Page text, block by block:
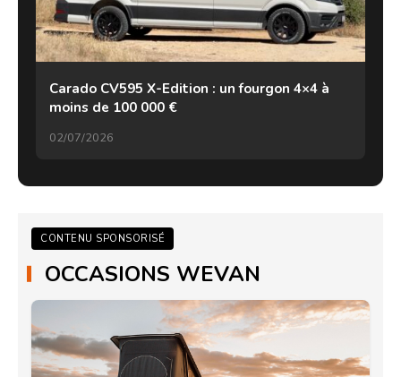
Carado CV595 X-Edition : un fourgon 4×4 à
moins de 100 000 €
02/07/2026
CONTENU SPONSORISÉ
OCCASIONS WEVAN